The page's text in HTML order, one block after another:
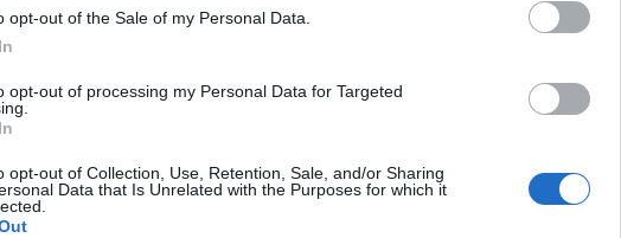
opt-out of the Sale of my Personal Data.
opt-out of processing my Personal Data for Targeted
opt-out of Collection, Use, Retention, Sale, and/or Sharing
Data that Is Unrelated with the Purposes for which it
αποφυγή ταλαιπωρίας, να απευθύνεται στα
Λιμεναρχείο Κέρκυρας, προκειμένου να
κινητοποίησης και την εκτέλεση ή μη των
Facebook